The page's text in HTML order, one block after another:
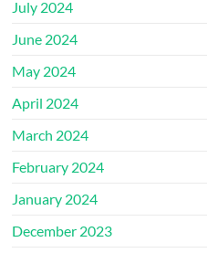
July 2024
June 2024
May 2024
April 2024
March 2024
February 2024
January 2024
December 2023